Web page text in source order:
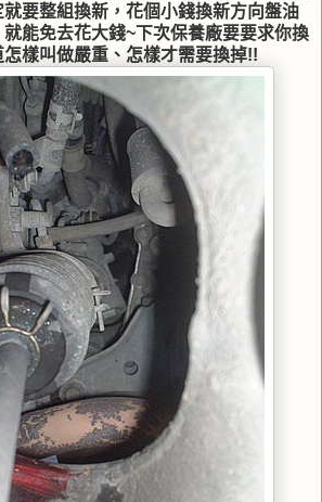
要整組換新，花個小錢換新方向盤油
能免去花大錢~下次保養廠要要求你換
樣叫做嚴重、怎樣才需要換掉!!